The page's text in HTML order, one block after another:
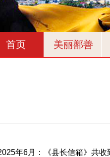
首页 美丽鄯善
年6月：《县长信箱》共收